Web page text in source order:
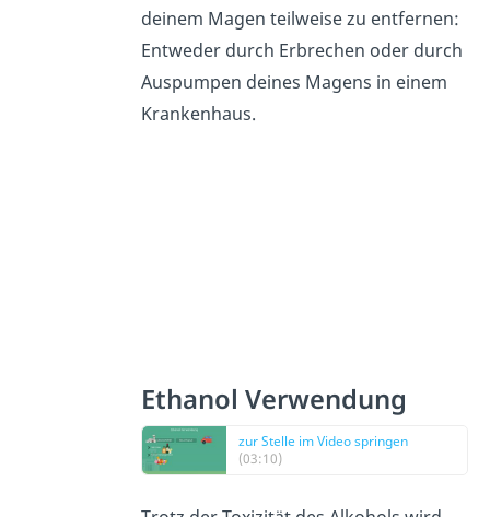
deinem Magen teilweise zu entfernen:
Entweder durch Erbrechen oder durch
Auspumpen deines Magens in einem
Krankenhaus.
Ethanol Verwendung
zur Stelle im Video springen
(03:10)